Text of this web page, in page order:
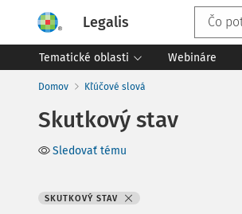
Legalis
Tematické oblasti Webináre
Domov Kľúčové slová
Skutkový stav
Sledovať tému
SKUTKOVÝ STAV